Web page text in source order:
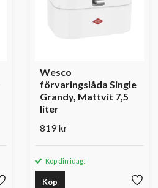
Wesco
förvaringslåda Single
Grandy, Mattvit 7,5
liter
819 kr
Köp din idag!
Köp